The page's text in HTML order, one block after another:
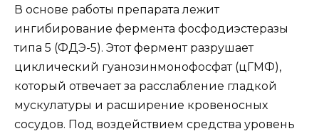
В основе работы препарата лежит
ингибирование фермента фосфодиэстеразы
типа 5 (ФДЭ-5). Этот фермент разрушает
циклический гуанозинмонофосфат (цГМФ),
который отвечает за расслабление гладкой
мускулатуры и расширение кровеносных
сосудов. Под воздействием средства уровень